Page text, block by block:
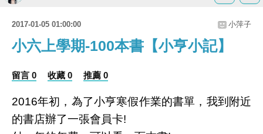
2017-01-05 01:00:00 小萍子
小六上學期-100本書【小亨小記】
留言 0 收藏 0 推薦 0
2016年初，為了小亨寒假作業的書單，我到附近
的書店辦了一張會員卡!